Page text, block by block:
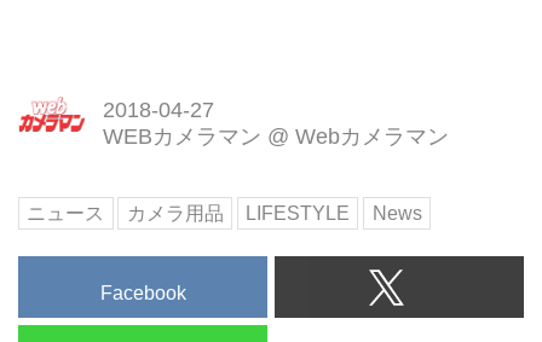
2018-04-27
WEBカメラマン @ Webカメラマン
ニュース カメラ用品 LIFESTYLE News
Facebook